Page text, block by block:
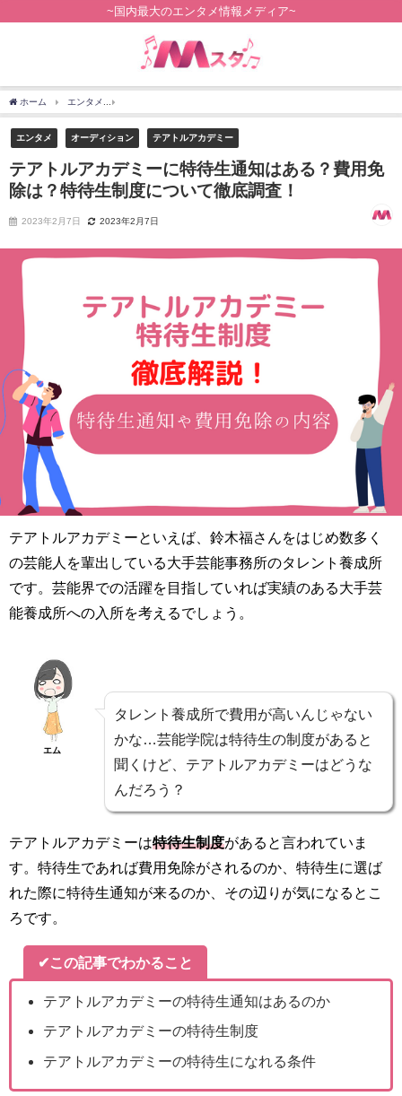
~国内最大のエンタメ情報メディア~
ホーム エンタメ
エンタメ オーディション テアトルアカデミー
テアトルアカデミーに特待生通知はある？費用免
除は？特待生制度について徹底調査！
2023年2月7日 2023年2月7日
テアトルアカデミーといえば、鈴木福さんをはじめ数多く
の芸能人を輩出している大手芸能事務所のタレント養成所
です。芸能界での活躍を目指していれば実績のある大手芸
能養成所への入所を考えるでしょう。
エム
タレント養成所で費用が高いんじゃない
かな…芸能学院は特待生の制度があると
聞くけど、テアトルアカデミーはどうな
んだろう？
テアトルアカデミーは特待生制度があると言われていま
す。特待生であれば費用免除がされるのか、特待生に選ば
れた際に特待生通知が来るのか、その辺りが気になるとこ
ろです。
✔この記事でわかること
テアトルアカデミーの特待生通知はあるのか
テアトルアカデミーの特待生制度
テアトルアカデミーの特待生になれる条件